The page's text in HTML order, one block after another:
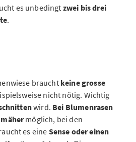
es unbedingt zwei bis drei
.
braucht keine grosse
nicht nötig. Wichtig
wird. Bei Blumenrasen
möglich, bei den
es eine Sense oder einen